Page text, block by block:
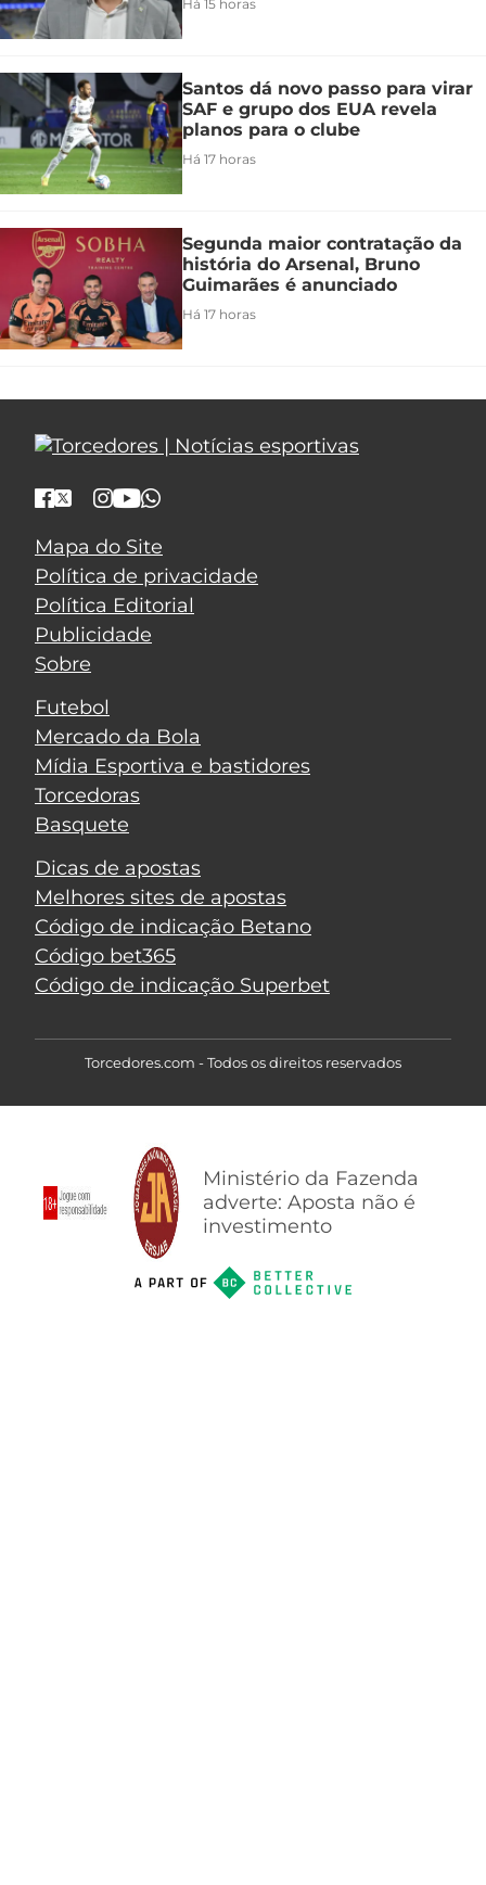
Há 15 horas
Santos dá novo passo para virar
SAF e grupo dos EUA revela
planos para o clube
Há 17 horas
Segunda maior contratação da
história do Arsenal, Bruno
Guimarães é anunciado
Há 17 horas
Mapa do Site
Política de privacidade
Política Editorial
Publicidade
Sobre
Futebol
Mercado da Bola
Mídia Esportiva e bastidores
Torcedoras
Basquete
Dicas de apostas
Melhores sites de apostas
Código de indicação Betano
Código bet365
Código de indicação Superbet
Torcedores.com - Todos os direitos reservados
Ministério da Fazenda
adverte: Aposta não é
investimento